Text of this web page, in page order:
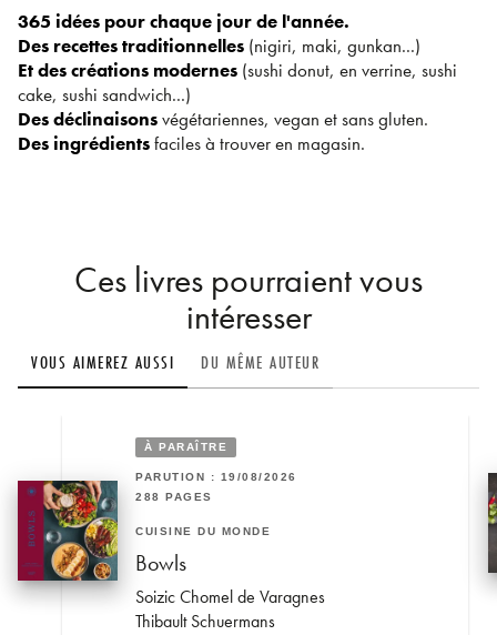
365 idées pour chaque jour de l'année.
Des recettes traditionnelles (nigiri, maki, gunkan...)
Et des créations modernes (sushi donut, en verrine, sushi
cake, sushi sandwich...)
Des déclinaisonsvégétariennes, vegan et sans gluten.
Des ingrédientsfaciles à trouver en magasin.
Ces livres pourraient vous
intéresser
VOUS AIMEREZ AUSSI DU MÊME AUTEUR
À PARAÎTRE
PARUTION : 19/08/2026
288 PAGES
CUISINE DU MONDE
Bowls
Soizic Chomel de Varagnes
Thibault Schuermans